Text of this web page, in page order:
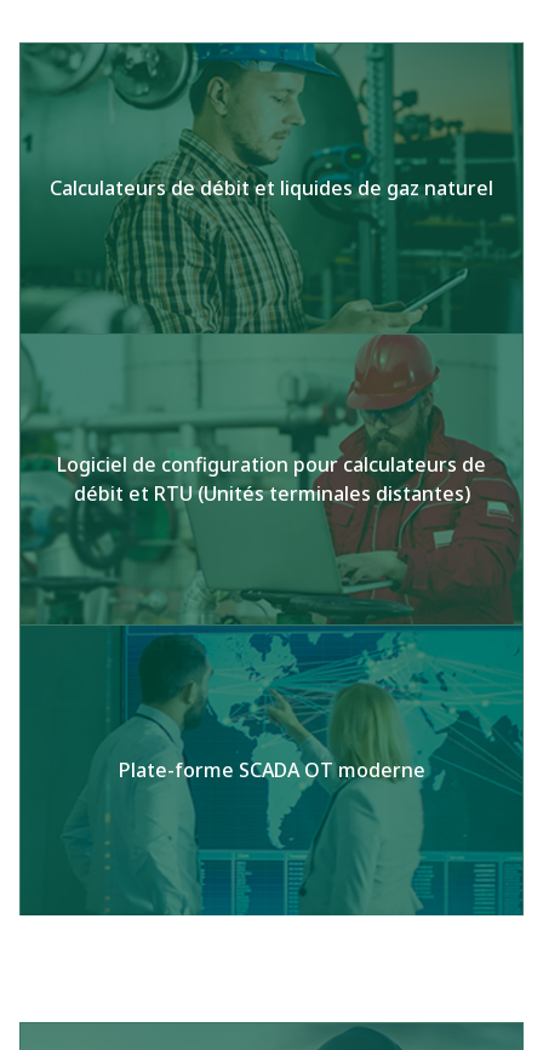
Calculateurs de débit et liquides de gaz naturel
Logiciel de configuration pour calculateurs de
débit et RTU (Unités terminales distantes)
Plate-forme SCADA OT moderne